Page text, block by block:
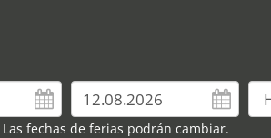
fechas de ferias podrán cambiar.